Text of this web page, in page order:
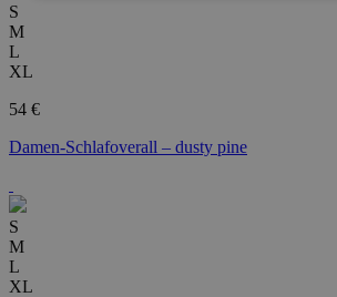
S
M
L
XL
54 €
Damen-Schlafoverall – dusty pine
S
M
L
XL